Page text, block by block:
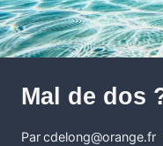
Mal de dos
Parcdelong@orange.fr